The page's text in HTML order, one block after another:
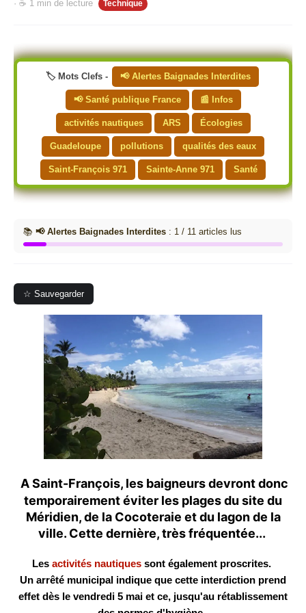
· ☕ 1 min de lecture Technique
🏷️ Mots Clefs - 📢 Alertes Baignades Interdites
📢 Santé publique France 📰 Infos
activités nautiques ARS Écologies
Guadeloupe pollutions qualités des eaux
Saint-François 971 Sainte-Anne 971 Santé
📚 📢 Alertes Baignades Interdites : 1 / 11 articles lus
☆ Sauvegarder
A Saint-François, les baigneurs devront donc
temporairement éviter les plages du site du
Méridien, de la Cocoteraie et du lagon de la
ville. Cette dernière, très fréquentée...
Les activités nautiques sont également proscrites.
Un arrêté municipal indique que cette interdiction prend
effet dès le vendredi 5 mai et ce, jusqu'au rétablissement